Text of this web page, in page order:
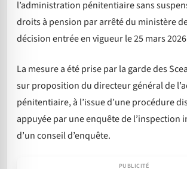
l’administration pénitentiaire sans
droits à pension par arrêté du ministère
décision entrée en vigueur le 25 mars
La mesure a été prise par la garde des
sur proposition du directeur général de
pénitentiaire, à l’issue d’une procédure
appuyée par une enquête de l’inspection
d’un conseil d’enquête.